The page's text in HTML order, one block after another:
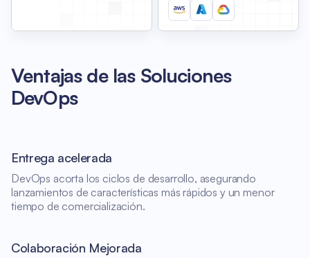
Ventajas de las Soluciones
DevOps
Entrega acelerada
DevOps acorta los ciclos de desarrollo, asegurando
lanzamientos de características más rápidos y un menor
tiempo de comercialización.
Colaboración Mejorada